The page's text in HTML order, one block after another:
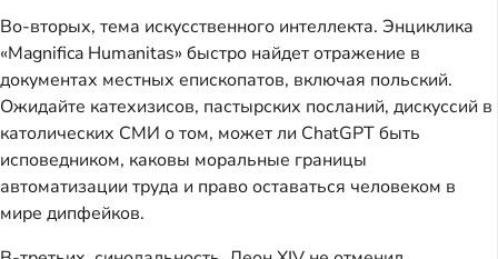
Во-вторых, тема искусственного интеллекта. Энциклика
«Magnifica Humanitas» быстро найдет отражение в
документах местных епископатов, включая польский.
Ожидайте катехизисов, пастырских посланий, дискуссий в
католических СМИ о том, может ли ChatGPT быть
исповедником, каковы моральные границы
автоматизации труда и право оставаться человеком в
мире дипфейков.